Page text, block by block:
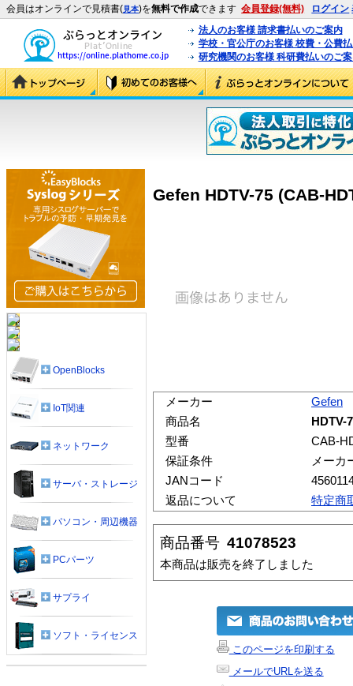
会員はオンラインで見積書(見本)を無料で作成できます 会員登録(無料) ログイン
法人のお客様 請求書払いのご案内
学校・官公庁のお客様 校費・公費
研究機関のお客様 科研費払いのご
Gefen HDTV-75 (CAB-
メーカー
Gefen
商品名
HDTV-
型番
CAB-
保証条件
メーカ
JANコード
返品について
特定商
商品番号 41078523
本商品は販売を終了しました
このページを印刷する
メールでURLを送る
OpenBlocks
IoT関連
ネットワーク
サーバ・ストレージ
パソコン・周辺機器
PCパーツ
サプライ
ソフト・ライセンス